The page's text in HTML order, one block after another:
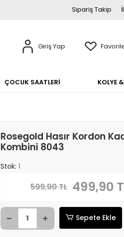
Sipariş Takip
Giriş Yap
ÇOCUK SAATLERİ KOLYE
Rosegold Hasır Kordon
Kombini 8043
Stok: 1
599,90 TL 499,90
Sepete Ekle